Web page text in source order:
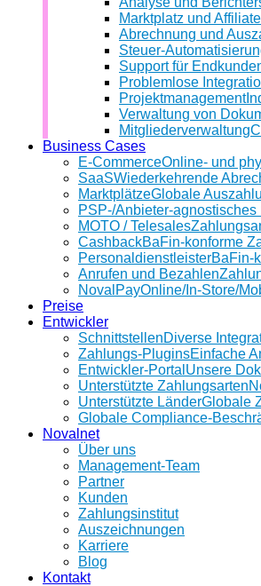
Marktplatz und
Abrechnung und
Steuer-
Support für
Problemlose
Projektmanagement
Verwaltung von
Mitgliederverwaltung
Business Cases
E-CommerceOnline- und
SaaSWiederkehrende
MarktplätzeGlobale
PSP-/Anbieter‑agnostisches
MOTO / Telesales
CashbackBaFin-konforme
PersonaldienstleisterBaFin-
Anrufen und Bezahlen
NovalPayOnline/In-Store/
Preise
Entwickler
SchnittstellenDiverse
Zahlungs-PluginsEinfache
Entwickler-Portal Unsere
Unterstützte Zahlungsarten
Unterstützte LänderGlobale
Globale Compliance-
Novalnet
Über uns
Management-Team
Partner
Kunden
Zahlungsinstitut
Auszeichnungen
Karriere
Blog
Kontakt